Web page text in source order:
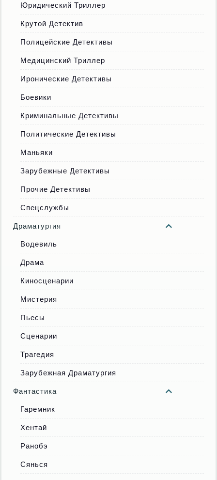
Юридический Триллер
Крутой Детектив
Полицейские Детективы
Медицинский Триллер
Иронические Детективы
Боевики
Криминальные Детективы
Политические Детективы
Маньяки
Зарубежные Детективы
Прочие Детективы
Спецслужбы
Драматургия
Водевиль
Драма
Киносценарии
Мистерия
Пьесы
Сценарии
Трагедия
Зарубежная Драматургия
Фантастика
Гаремник
Хентай
Ранобэ
Сянься